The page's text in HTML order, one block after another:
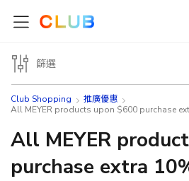
Club Shopping
推廣優惠
All MEYER products upon $600 purchase
All MEYER
purchase extra
篩選